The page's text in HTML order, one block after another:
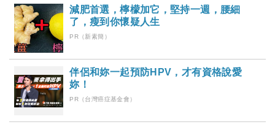
減肥首選，檸檬加它，堅持一週，腰細
了，瘦到你懷疑人生
PR（新素簡）
伴侶和妳一起預防HPV，才有資格說愛
妳！
PR（台灣癌症基金會）